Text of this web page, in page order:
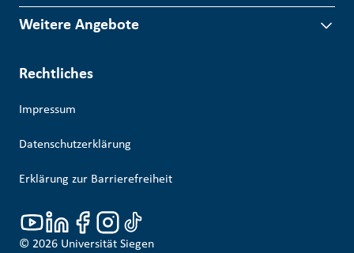
Weitere Angebote
Rechtliches
Impressum
Datenschutzerklärung
Erklärung zur Barrierefreiheit
© 2026 Universität Siegen